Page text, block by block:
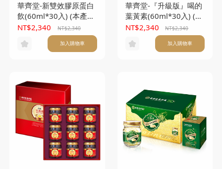
華齊堂-新雙效膠原蛋白
飲(60ml*30入) (本產品
不附提袋)
NT$2,340 NT$2,340
加入購物車
華齊堂-『升級版』喝的
葉黃素(60ml*30入) (本
產品不附提袋)
NT$2,340 NT$2,340
加入購物車